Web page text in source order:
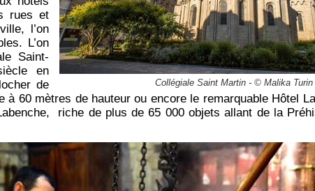
Collégiale Saint Martin - © Malika Turin
rues et
l’on
L’on
Saint-
en
de
à 60 mètres de hauteur ou encore le remarquable Hôtel
riche de plus de 65 000 objets allant de la